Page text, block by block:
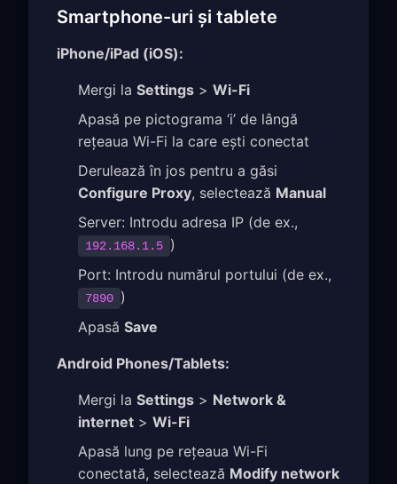
Smartphone-uri și tablete
iPhone/iPad (iOS):
Mergi la Settings > Wi-Fi
Apasă pe pictograma ‘i’ de lângă
rețeaua Wi-Fi la care ești conectat
Derulează în jos pentru a găsi
Configure Proxy, selectează Manual
Server: Introdu adresa IP (de ex.,
192.168.1.5 )
Port: Introdu numărul portului (de ex.,
7890 )
Apasă Save
Android Phones/Tablets:
Mergi la Settings > Network &
internet > Wi-Fi
Apasă lung pe rețeaua Wi-Fi
conectată, selectează Modify network